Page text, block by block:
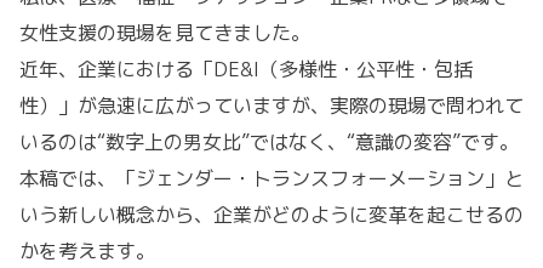
女性支援の現場を見てきました。
近年、企業における「DE&I（多様性・公平性・包括
性）」が急速に広がっていますが、実際の現場で問われて
いるのは“数字上の男女比”ではなく、“意識の変容”です。
本稿では、「ジェンダー・トランスフォーメーション」と
いう新しい概念から、企業がどのように変革を起こせるの
かを考えます。